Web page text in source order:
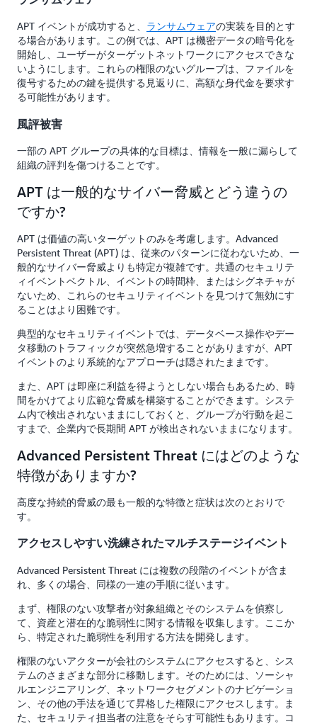
APT イベントが成功すると、 ランサムウェアの実装を目的とす
る場合があります。この例では、APT は機密データの暗号化を
開始し、ユーザーがターゲットネットワークにアクセスできな
いようにします。これらの権限のないグループは、ファイルを
復号するための鍵を提供する見返りに、高額な身代金を要求す
る可能性があります。
風評被害
一部の APT グループの具体的な目標は、情報を一般に漏らして
組織の評判を傷つけることです。
APT は一般的なサイバー脅威とどう違うの
ですか?
APT は価値の高いターゲットのみを考慮します。Advanced
Persistent Threat (APT) は、従来のパターンに従わないため、一
般的なサイバー脅威よりも特定が複雑です。共通のセキュリテ
ィイベントベクトル、イベントの時間枠、またはシグネチャが
ないため、これらのセキュリティイベントを見つけて無効にす
ることはより困難です。
典型的なセキュリティイベントでは、データベース操作やデー
タ移動のトラフィックが突然急増することがありますが、APT
イベントのより系統的なアプローチは隠されたままです。
また、APT は即座に利益を得ようとしない場合もあるため、時
間をかけてより広範な脅威を構築することができます。システ
ム内で検出されないままにしておくと、グループが行動を起こ
すまで、企業内で長期間 APT が検出されないままになります。
Advanced Persistent Threat にはどのような
特徴がありますか?
高度な持続的脅威の最も一般的な特徴と症状は次のとおりで
す。
アクセスしやすい洗練されたマルチステージイベント
Advanced Persistent Threat には複数の段階のイベントが含ま
れ、多くの場合、同様の一連の手順に従います。
まず、権限のない攻撃者が対象組織とそのシステムを偵察し
て、資産と潜在的な脆弱性に関する情報を収集します。ここか
ら、特定された脆弱性を利用する方法を開発します。
権限のないアクターが会社のシステムにアクセスすると、シス
テムのさまざまな部分に移動します。そのためには、ソーシャ
ルエンジニアリング、ネットワークセグメントのナビゲーショ
ン、その他の手法を通じて昇格した権限にアクセスします。ま
た、セキュリティ担当者の注意をそらす可能性もあります。コ